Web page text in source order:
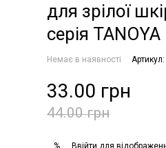
для зрілої
серія TANOYA
Немає в наявності
33.00 грн
44.00 грн
% Ввійти для